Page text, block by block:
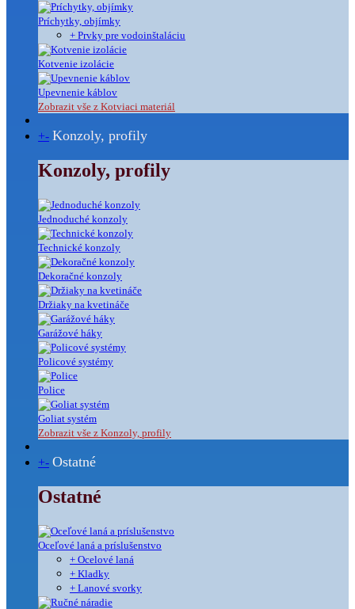
Príchytky, objímky
+ Prvky pre vodoinštaláciu
Kotvenie izolácie
Upevnenie káblov
Zobrazit vše z Kotviaci materiál
+- Konzoly, profily
Konzoly, profily
Jednoduché konzoly
Technické konzoly
Dekoračné konzoly
Držiaky na kvetináče
Garážové háky
Policové systémy
Police
Goliat systém
Zobrazit vše z Konzoly, profily
+- Ostatné
Ostatné
Oceľové laná a príslušenstvo
+ Ocelové laná
+ Kladky
+ Lanové svorky